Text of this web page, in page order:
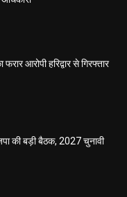
फरार आरोपी हरिद्वार से गिरफ्तार
की बड़ी बैठक, 2027 चुनावी